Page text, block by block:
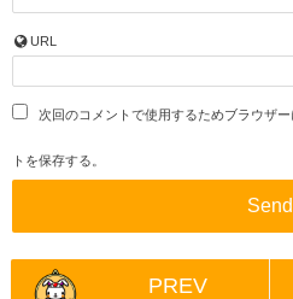
URL
次回のコメントで使用するためブラウザ
トを保存する。
PREV